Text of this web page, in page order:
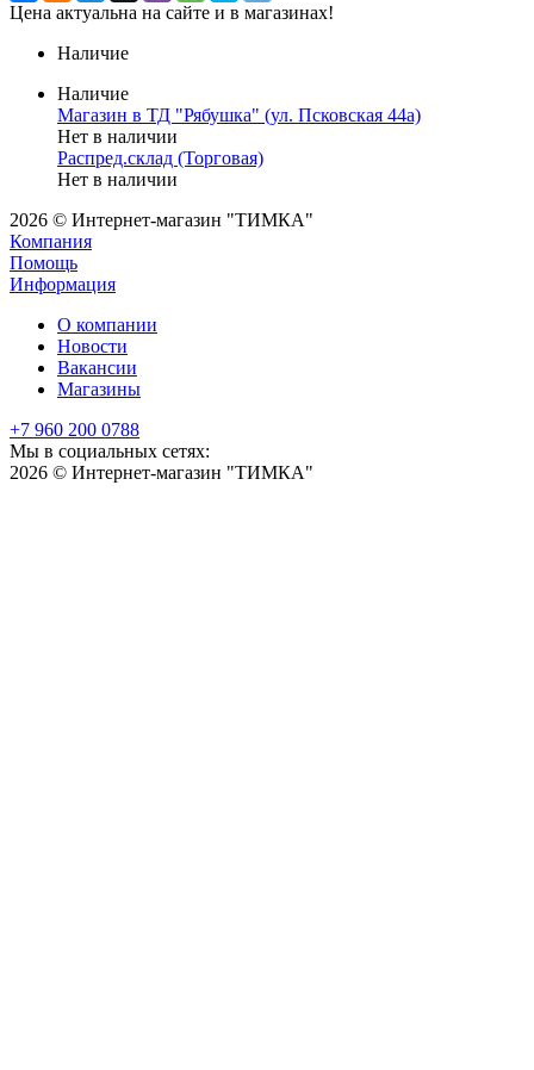
Цена актуальна на сайте и в магазинах!
Наличие
Наличие
Магазин в ТД "Рябушка" (ул. Псковская 44а)
Нет в наличии
Распред.склад (Торговая)
Нет в наличии
2026 © Интернет-магазин "ТИМКА"
Компания
Помощь
Информация
О компании
Новости
Вакансии
Магазины
+7 960 200 0788
Мы в социальных сетях:
2026 © Интернет-магазин "ТИМКА"